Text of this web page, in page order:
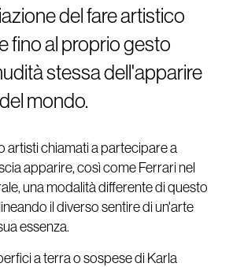
del fare artistico
fino al proprio gesto
stessa dell'apparire
mondo.
artisti chiamati a partecipare a
apparire, così come Ferrari nel
una modalità differente di questo
il diverso sentire di un'arte
essenza.
a terra o sospese di Karla